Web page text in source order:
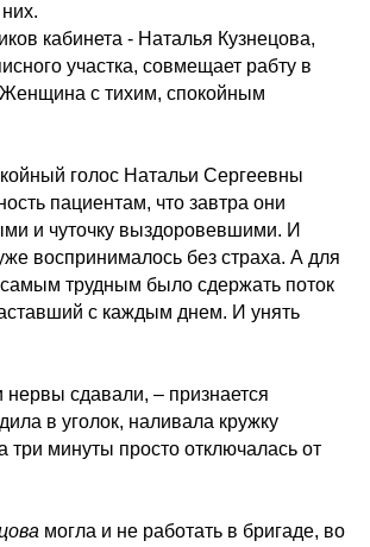
кабинета - Наталья Кузнецова,
участка, совмещает рабту в
Женщина с тихим, спокойным
голос Натальи Сергеевны
пациентам, что завтра они
и чуточку выздоровевшими. И
воспринималось без страха. А для
трудным было сдержать поток
с каждым днем. И унять
сдавали, – признается
в уголок, наливала кружку
три минуты просто отключалась от
могла и не работать в бригаде, во